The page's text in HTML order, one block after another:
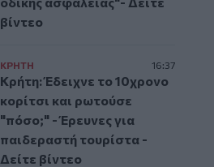
βίντεο
ΚΡΗΤΗ 16:37
Κρήτη: Έδειχνε το 10χρονο
κορίτσι και ρωτούσε
"πόσο;" - Έρευνες για
παιδεραστή τουρίστα -
Δείτε βίντεο